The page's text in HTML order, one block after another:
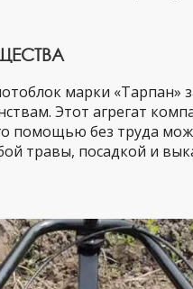
марки «Тарпан»
Этот агрегат
помощью без труда
травы, посадкой и